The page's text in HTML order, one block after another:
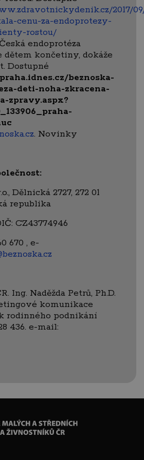
2017/
cenu-za-endoprotezy-
rostou/
endoprotéza
dětem končetiny, dokáže
Dostupné
beznoska-
deti-noha-zkracena-
zpravy.aspx?
. Novinky
Dělnická 2727, 272 01
republika
CZ43774946
670 , e-
Ing. Naděžda Petrů, Ph.D.
komunikace
rodinného podnikání
436. e-mail: